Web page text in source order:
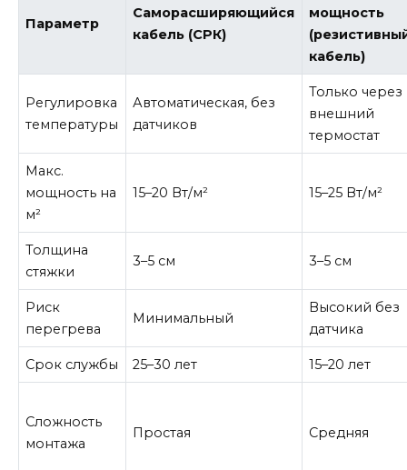
Параметр
Саморасширяющийся
кабель (СРК)
мощность
кабель)
Регулировка
температуры
Автоматическая, без
датчиков
Только через
внешний
термостат
Макс.
мощность на
м²
15–20 Вт/м² 15–25 Вт/м²
Толщина
стяжки
3–5 см 3–5 см
Риск
перегрева
Минимальный
Высокий без
датчика
Срок службы 25–30 лет 15–20 лет
Сложность
монтажа
Простая Средняя